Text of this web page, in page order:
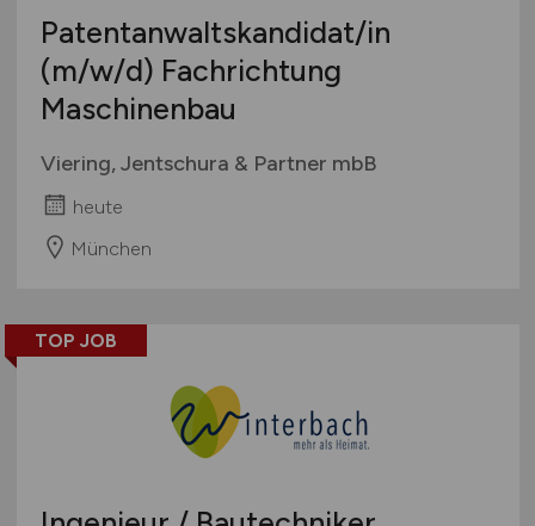
Patentanwaltskandidat/in
(m/w/d) Fachrichtung
Maschinenbau
Viering, Jentschura & Partner mbB
heute
München
TOP JOB